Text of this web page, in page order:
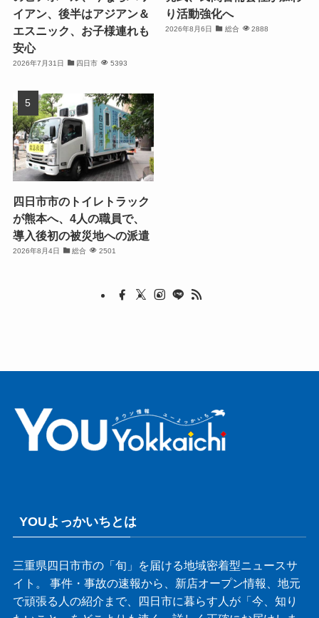
イアン、後半はアジアン＆
エスニック、お子様連れも
安心
2026年7月31日 四日市 5393
り活動強化へ
2026年8月6日 総合 2888
四日市市のトイレトラック
が熊本へ、4人の職員で、
導入後初の被災地への派遣
2026年8月4日 総合 2501
YOUよっかいちとは
三重県四日市市の「旬」を届ける地域密着型ニュースサ
イト。 事件・事故の速報から、新店オープン情報、地元
で頑張る人の紹介まで、四日市に暮らす人が「今、知り